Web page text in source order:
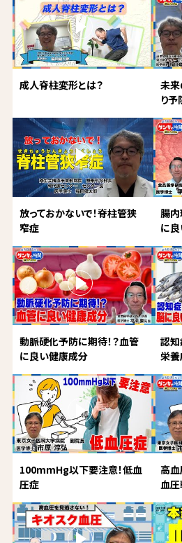
成人脊柱変形とは？
未来
り予
放っておかないで！脊柱管狭
窄症
腸内
に
動脈硬化予防に期待！？血管
に良い健康成分
認知
栄養
100mmHg以下要注意！低血
圧症
高血
血